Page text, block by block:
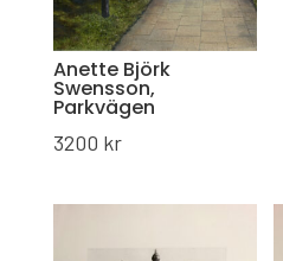
Anette Björk
Swensson,
Parkvägen
3200 kr